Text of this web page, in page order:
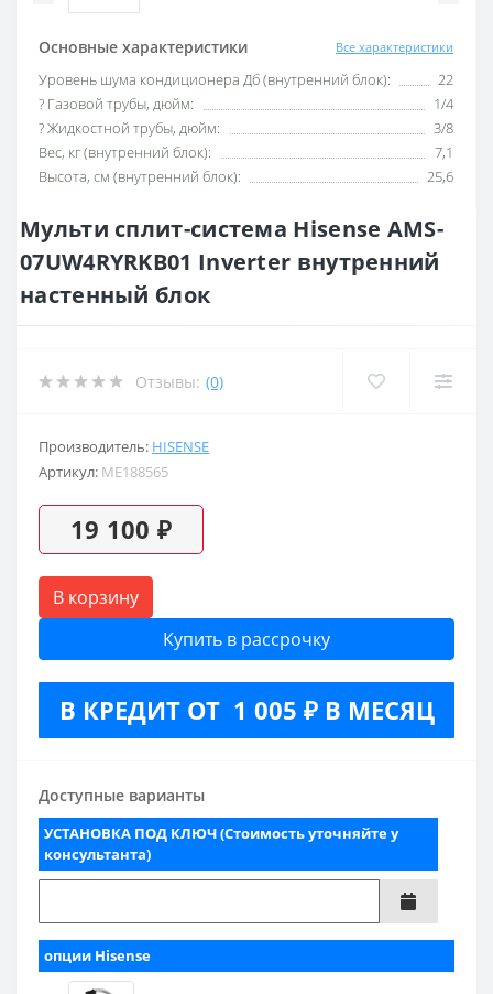
Основные характеристики Все характеристики
Уровень шума кондиционера Дб (внутренний блок):
22
? Газовой трубы, дюйм:
1/4
? Жидкостной трубы, дюйм:
3/8
Вес, кг (внутренний блок):
7,1
Высота, см (внутренний блок):
25,6
Мульти сплит-система Hisense AMS-
07UW4RYRKB01 Inverter внутренний
настенный блок
Отзывы: (0)
Производитель: HISENSE
Артикул: ME188565
19 100 ₽
В корзину
Купить в рассрочку
В КРЕДИТ ОТ 1 005 ₽ В МЕСЯЦ
Доступные варианты
УСТАНОВКА ПОД КЛЮЧ (Стоимость уточняйте у
консультанта)
опции Hisense